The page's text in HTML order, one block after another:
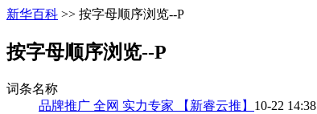
新华百科 >> 按字母顺序浏览--P
按字母顺序浏览--P
词条名称
品牌推广 全网 实力专家 【新睿云推】 10-22 14:38